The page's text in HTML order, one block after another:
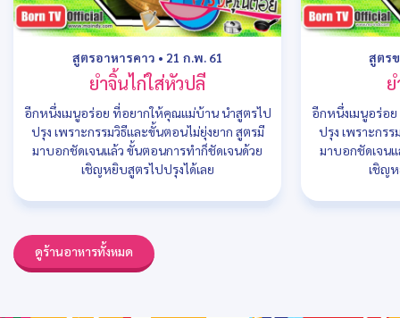
สูตรอาหารคาว • 21 ก.พ. 61
ยำจิ้นไก่ใส่หัวปลี
อีกหนึ่งเมนูอร่อย ที่อยากให้คุณแม่บ้าน นำสูตรไป
ปรุง เพราะกรรมวิธีและขั้นตอนไม่ยุ่งยาก สูตรมี
มาบอกชัดเจนแล้ว ขั้นตอนการทำก็ชัดเจนด้วย
เชิญหยิบสูตรไปปรุงได้เลย
สูตร
อีกหนึ่งเมนูอร่อ
ปรุง เพราะกร
มาบอกชัดเจน
เชิญห
ดูร้านอาหารทั้งหมด